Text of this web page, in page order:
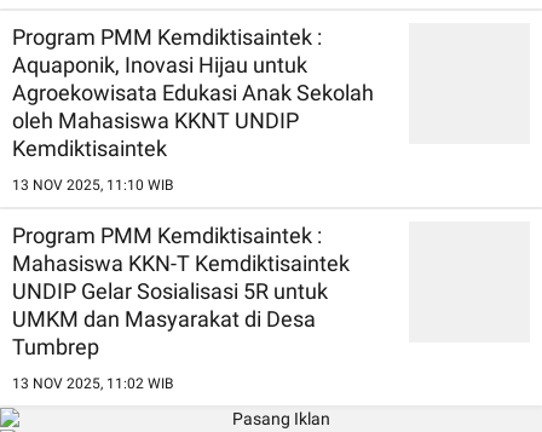
Program PMM Kemdiktisaintek :
Aquaponik, Inovasi Hijau untuk
Agroekowisata Edukasi Anak Sekolah
oleh Mahasiswa KKNT UNDIP
Kemdiktisaintek
13 NOV 2025, 11:10 WIB
Program PMM Kemdiktisaintek :
Mahasiswa KKN-T Kemdiktisaintek
UNDIP Gelar Sosialisasi 5R untuk
UMKM dan Masyarakat di Desa
Tumbrep
13 NOV 2025, 11:02 WIB